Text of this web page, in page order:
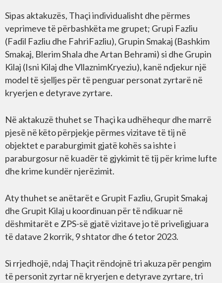
Sipas aktakuzës, Thaçi individualisht dhe përmes
veprimeve të përbashkëta me grupet; Grupi Fazliu
(Fadil Fazliu dhe FahriFazliu), Grupin Smakaj (Bashkim
Smakaj, Blerim Shala dhe Artan Behrami) si dhe Grupin
Kilaj (Isni Kilaj dhe VllaznimKryeziu), kanë ndjekur një
model të sjelljes për të penguar personat zyrtarë në
kryerjen e detyrave zyrtare.
Në aktakuzë thuhet se Thaçi ka udhëhequr dhe marrë
pjesë në këto përpjekje përmes vizitave të tij në
objektet e paraburgimit gjatë kohës sa ishte i
paraburgosur në kuadër të gjykimit të tij për krime lufte
dhe krime kundër njerëzimit.
Aty thuhet se anëtarët e Grupit Fazliu, Grupit Smakaj
dhe Grupit Kilaj u koordinuan për të ndikuar në
dëshmitarët e ZPS-së gjatë vizitave jo të priveligjuara
të datave 2 korrik, 9 shtator dhe 6 tetor 2023.
Si rrjedhojë, ndaj Thaçit rëndojnë tri akuza për pengim
të personit zyrtar në kryerjen e detyrave zyrtare, tri